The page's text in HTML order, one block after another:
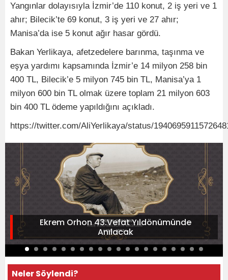
Yangınlar dolayısıyla İzmir’de 110 konut, 2 iş yeri ve 1
ahır; Bilecik’te 69 konut, 3 iş yeri ve 27 ahır;
Manisa’da ise 5 konut ağır hasar gördü.
Bakan Yerlikaya, afetzedelere barınma, taşınma ve
eşya yardımı kapsamında İzmir’e 14 milyon 258 bin
400 TL, Bilecik’e 5 milyon 745 bin TL, Manisa’ya 1
milyon 600 bin TL olmak üzere toplam 21 milyon 603
bin 400 TL ödeme yapıldığını açıkladı.
https://twitter.com/AliYerlikaya/status/
Ekrem Orhon 43.Vefat Yıldönümünde
Anılacak
Neler Söylendi?